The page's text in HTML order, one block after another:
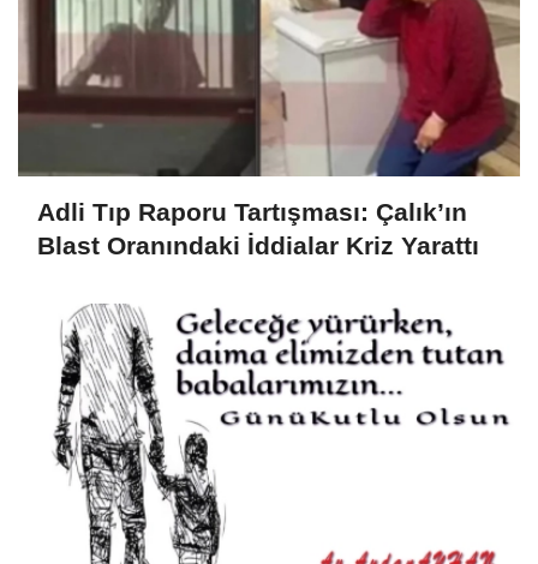
Adli Tıp Raporu Tartışması: Çalık’ın
Blast Oranındaki İddialar Kriz Yarattı